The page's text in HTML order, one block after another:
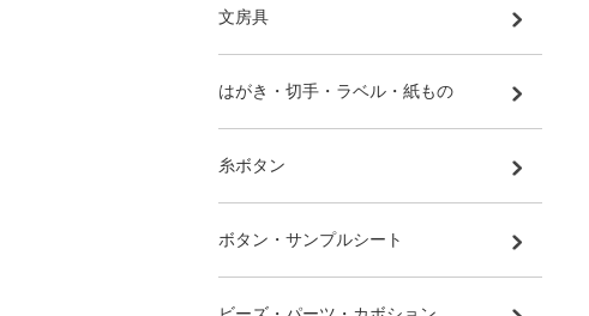
文房具
はがき・切手・ラベル・紙もの
糸ボタン
ボタン・サンプルシート